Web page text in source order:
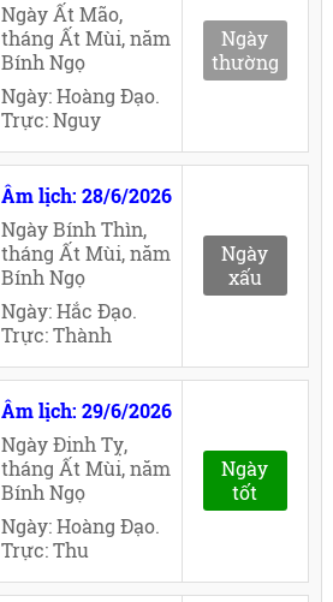
Ngày Ất Mão,
tháng Ất Mùi, năm
Bính Ngọ
Ngày: Hoàng Đạo.
Trực: Nguy
Ngày
thường
Âm lịch: 28/6/2026
Ngày Bính Thìn,
tháng Ất Mùi, năm
Bính Ngọ
Ngày: Hắc Đạo.
Trực: Thành
Ngày
xấu
Âm lịch: 29/6/2026
Ngày Đinh Tỵ,
tháng Ất Mùi, năm
Bính Ngọ
Ngày: Hoàng Đạo.
Trực: Thu
Ngày
tốt